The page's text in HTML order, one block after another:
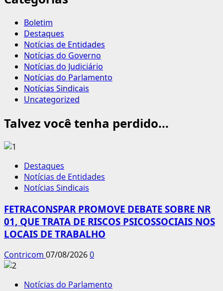
Boletim
Destaques
Notícias de Entidades
Notícias do Governo
Notícias do Judiciário
Notícias do Parlamento
Notícias Sindicais
Uncategorized
Talvez você tenha perdido...
Destaques
Notícias de Entidades
Notícias Sindicais
FETRACONSPAR PROMOVE DEBATE SOBRE NR
01, QUE TRATA DE RISCOS PSICOSSOCIAIS NOS
LOCAIS DE TRABALHO
Contricom 07/08/20260
Notícias do Parlamento